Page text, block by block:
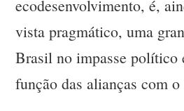
ecodesenvolvimento, é,
vista pragmático, uma
Brasil no impasse político
função das alianças com o